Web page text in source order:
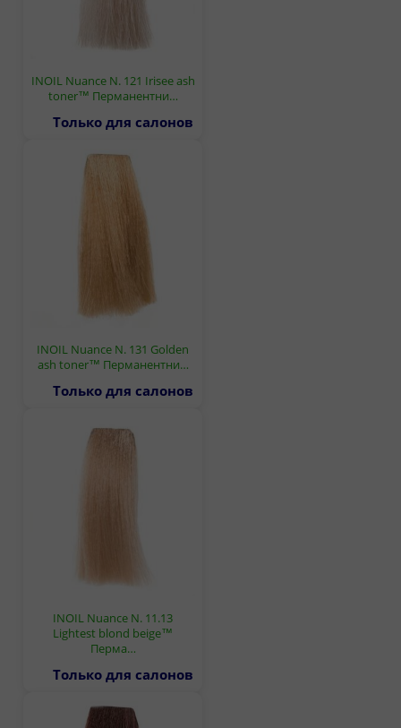
INOIL Nuance N. 121 Irisee ash
toner™ Перманентни…
Только для салонов
INOIL Nuance N. 131 Golden
ash toner™ Перманентни…
Только для салонов
INOIL Nuance N. 11.13
Lightest blond beige™
Перма…
Только для салонов